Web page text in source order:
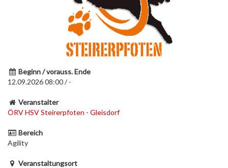
Beginn / vorauss. Ende
12.09.2026 08:00 / -
Veranstalter
ÖRV HSV Steirerpfoten - Gleisdorf
Bereich
Agility
Veranstaltungsort